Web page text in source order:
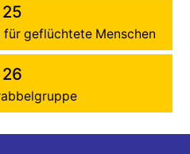
25
für geflüchtete Menschen
26